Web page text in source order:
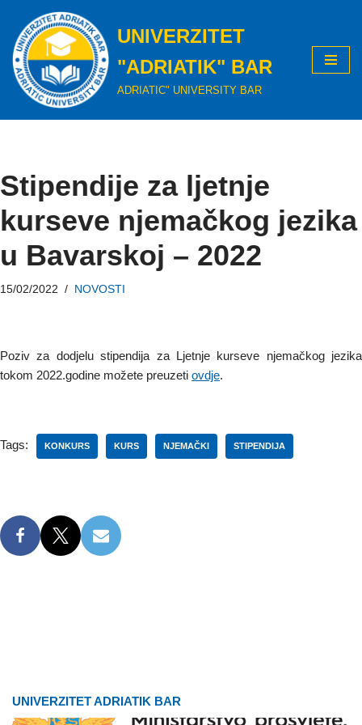
Skip
to
content
UNIVERZITET
"ADRIATIK" BAR
ADRIATIC" UNIVERSITY BAR
Stipendije za ljetnje
kurseve njemačkog jezika
u Bavarskoj – 2022
15/02/2022 NOVOSTI
Poziv za dodjelu stipendija za Ljetnje kurseve njemačkog jezika
tokom 2022.godine možete preuzeti ovdje.
Tags: KONKURS KURS NJEMAČKI STIPENDIJA
UNIVERZITET ADRIATIK BAR